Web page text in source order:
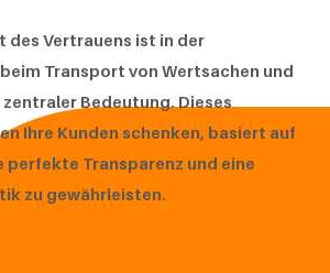
des Vertrauens ist in der
Transport von Wertsachen und
Bedeutung. Dieses
Ihre Kunden schenken, basiert auf
perfekte Transparenz und eine
zu gewährleisten.